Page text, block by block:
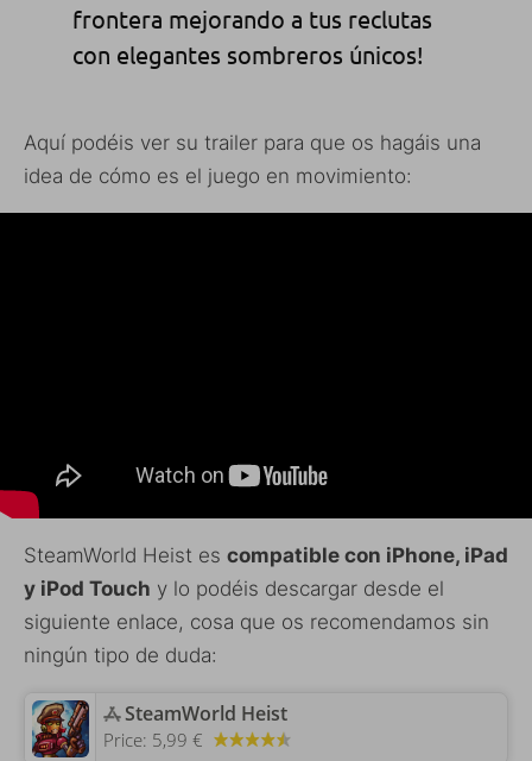
frontera mejorando a tus reclutas
con elegantes sombreros únicos!
Aquí podéis ver su trailer para que os hagáis una
idea de cómo es el juego en movimiento:
SteamWorld Heist es compatible con iPhone, iPad
y iPod Touch y lo podéis descargar desde el
siguiente enlace, cosa que os recomendamos sin
ningún tipo de duda:
‎SteamWorld Heist
Price: 5,99 €